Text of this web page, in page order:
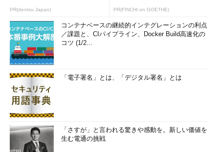
● 提出日
提出日は、西暦に統一しましょう。
● 職務経歴
技術職以外の経歴に関しても、部署名まで必ず記載しましょ
う。
応募する企業に合わせて強みを記載しましょう。「○○をして
きたため□□ができる」というように、過去のエピソードを根拠
PR(dentsu Japan) PR(FINCHI on GOETHE)
コンテナベースの継続的インテグレーションの利点
／課題と、CIパイプライン、Docker Build高速化の
コツ (1/2...
「電子署名」とは、「デジタル署名」とは
「さすが」と言われる驚きや感動を。新しい価値を
生む電通の挑戦